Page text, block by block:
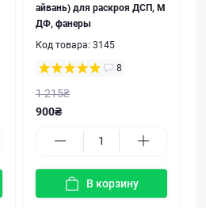
айвань) для раскроя ДСП, М
ДФ, фанеры
Код товара: 3145
8
1 215₴
900₴
В корзину